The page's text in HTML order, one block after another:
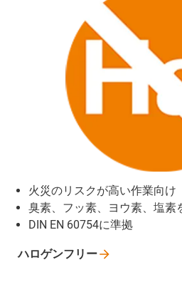
火災のリスクが高い作業向け
臭素、フッ素、ヨウ素、塩素
DIN EN 60754に準拠
ハロゲンフリー